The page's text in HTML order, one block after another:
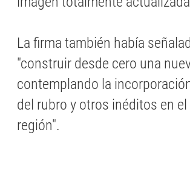
La firma también había
"construir desde cero una
contemplando la
del rubro y otros inéditos en
región".